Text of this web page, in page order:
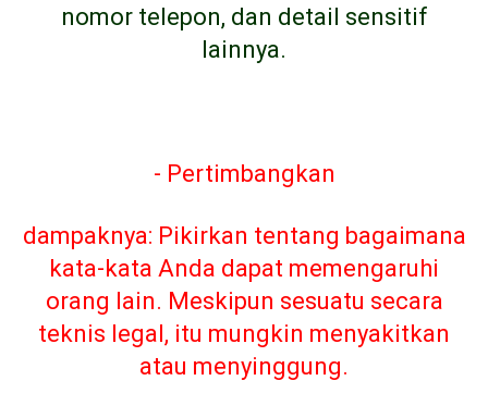
nomor telepon, dan detail sensitif
lainnya.
- Pertimbangkan
dampaknya: Pikirkan tentang bagaimana
kata-kata Anda dapat memengaruhi
orang lain. Meskipun sesuatu secara
teknis legal, itu mungkin menyakitkan
atau menyinggung.